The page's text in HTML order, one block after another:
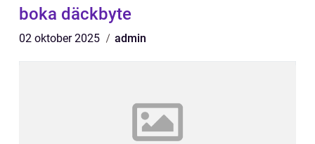
boka däckbyte
02 oktober 2025 admin